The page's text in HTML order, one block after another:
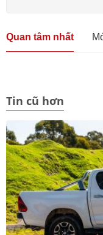
Quan tâm nhất
Tin cũ hơn